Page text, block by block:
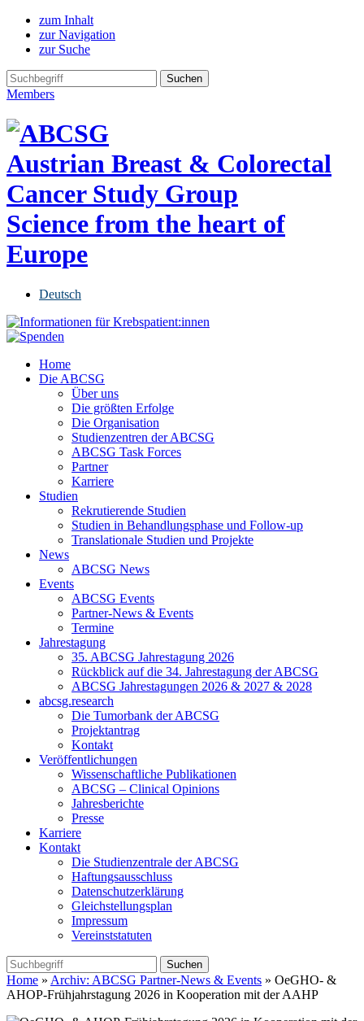
zum Inhalt
zur Navigation
zur Suche
Members
Austrian Breast & Colorectal
Cancer Study Group
Science from the heart of
Europe
Deutsch
Home
Die ABCSG
Über uns
Die größten Erfolge
Die Organisation
Studienzentren der ABCSG
ABCSG Task Forces
Partner
Karriere
Studien
Rekrutierende Studien
Studien in Behandlungsphase und Follow-up
Translationale Studien und Projekte
News
ABCSG News
Events
ABCSG Events
Partner-News & Events
Termine
Jahrestagung
35. ABCSG Jahrestagung 2026
Rückblick auf die 34. Jahrestagung der ABCSG
ABCSG Jahrestagungen 2026 & 2027 & 2028
abcsg.research
Die Tumorbank der ABCSG
Projektantrag
Kontakt
Veröffentlichungen
Wissenschaftliche Publikationen
ABCSG – Clinical Opinions
Jahresberichte
Presse
Karriere
Kontakt
Die Studienzentrale der ABCSG
Haftungsausschluss
Datenschutzerklärung
Gleichstellungsplan
Impressum
Vereinststatuten
Home » Archiv: ABCSG Partner-News & Events » OeGHO- &
AHOP-Frühjahrstagung 2026 in Kooperation mit der AAHP